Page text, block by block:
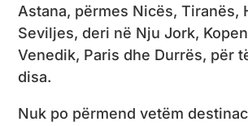
Astana, përmes Nicës, Tiranës,
Seviljes, deri në Nju Jork,
Venedik, Paris dhe Durrës, për
disa.
Nuk po përmend vetëm